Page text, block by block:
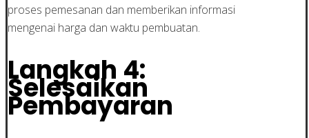
proses pemesanan dan memberikan informasi
mengenai harga dan waktu pembuatan.
Langkah 4:
Selesaikan
Pembayaran